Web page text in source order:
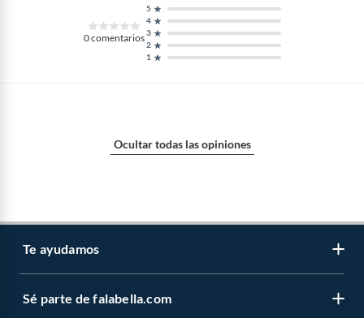
Detalle de la garantía
30 DIAS POR DEFECTO DE
EMPRESA
Condición del
producto
Nuevo
Temperatura máxima
0comentarios
1
2
3
4
5
Ocultar todas las opiniones
Te ayudamos
Venta telefónica
Sé parte de falabella.com